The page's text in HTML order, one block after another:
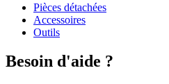
Pièces détachées
Accessoires
Outils
Besoin d'aide ?